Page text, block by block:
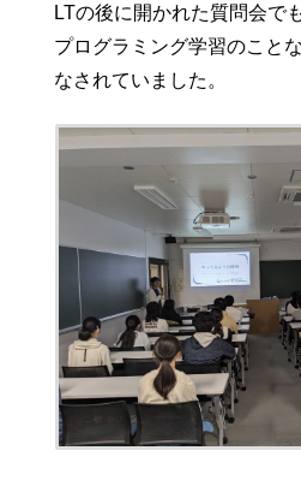
LTの後に開かれた質問会で
プログラミング学習のこと
なされていました。